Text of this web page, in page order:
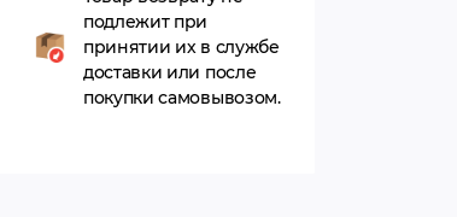
подлежит при
принятии их в службе
доставки или после
покупки самовывозом.